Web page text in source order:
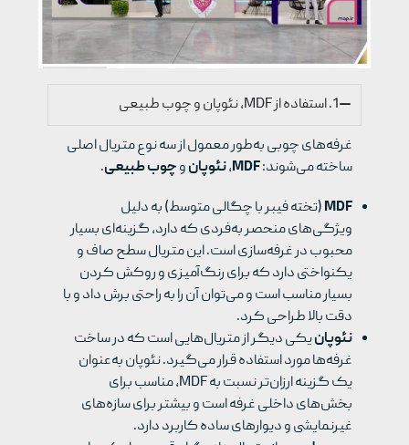
1. استفاده از MDF، نئوپان و چوب طبیعی
غرفه‌های چوبی به‌طور معمول از سه نوع متریال اصلی
ساخته می‌شوند:MDF،نئوپانوچوب طبیعی.
MDF(تخته فیبر با چگالی متوسط) به دلیل
ویژگی‌های منحصر به‌فردی که دارد، گزینه‌ای بسیار
محبوب در غرفه‌سازی است. این متریال سطح صاف و
یکنواختی دارد که برای رنگ‌آمیزی و روکش کردن
بسیار مناسب است و می‌توان آن را به راحتی برش داد و با
دقت بالا طراحی کرد.
نئوپانیکی دیگر از متریال‌هایی است که در ساخت
غرفه‌ها مورد استفاده قرار می‌گیرد. نئوپان به‌عنوان
یک گزینه ارزان‌تر نسبت به MDF، مناسب برای
بخش‌های داخلی غرفه است و بیشتر برای سازه‌های
غیرنمایشی و دیوارهای ساده کاربرد دارد.